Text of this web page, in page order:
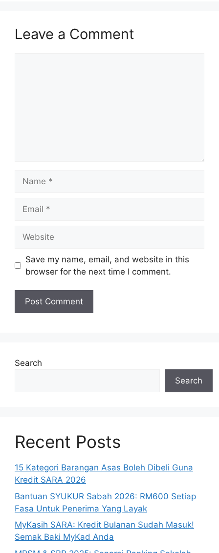
Leave a Comment
Save my name, email, and website in this
browser for the next time I comment.
Search
Search
Recent Posts
15 Kategori Barangan Asas Boleh Dibeli Guna
Kredit SARA 2026
Bantuan SYUKUR Sabah 2026: RM600 Setiap
Fasa Untuk Penerima Yang Layak
MyKasih SARA: Kredit Bulanan Sudah Masuk!
Semak Baki MyKad Anda